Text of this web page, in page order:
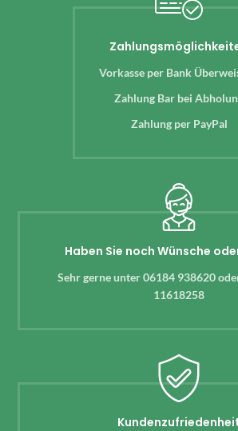
Vorkasse per Bank
Zahlung Bar bei
Zahlung per PayPal
Haben Sie noch Wünsche
Sehr gerne unter 06184 938620
11618258